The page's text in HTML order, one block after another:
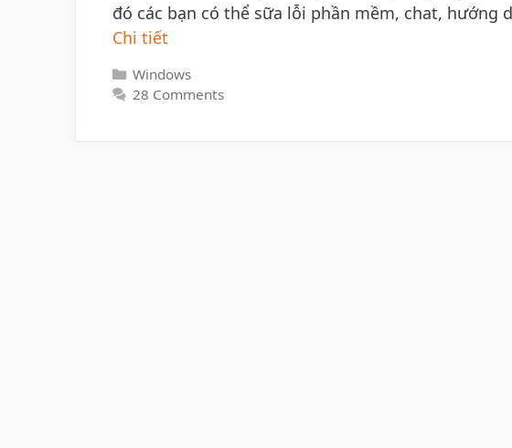
đó các bạn có thể sữa lỗi phần mềm, chat,
Chi tiết
Categories
Windows
28 Comments